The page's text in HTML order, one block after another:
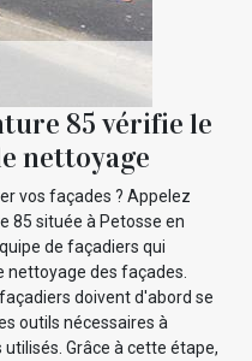
85 vérifie le
nettoyage
vos façades ? Appelez
85 située à Petosse en
de façadiers qui
des façades.
doivent d'abord se
outils nécessaires à
Grâce à cette étape,